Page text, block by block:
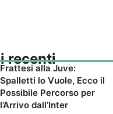
recenti
Frattesi alla Juve:
Spalletti lo Vuole, Ecco il
Possibile Percorso per
l’Arrivo dall’Inter